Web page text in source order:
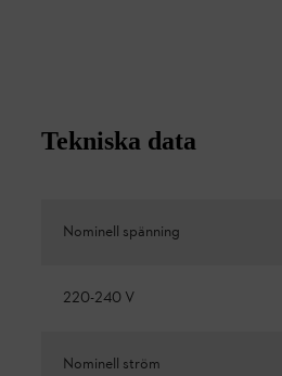
Tekniska data
Nominell spänning
220-240 V
Nominell ström